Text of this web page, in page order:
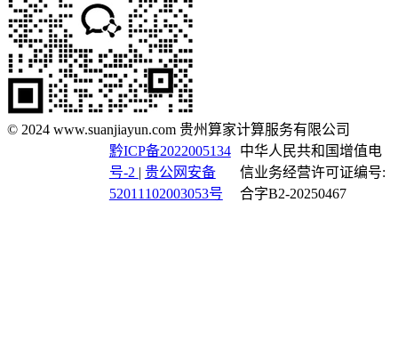
© 2024 www.suanjiayun.com 贵州算家计算服务有限公司
黔ICP备2022005134
号-2 | 贵公网安备
52011102003053号
中华人民共和国增值电
信业务经营许可证编号:
合字B2-20250467